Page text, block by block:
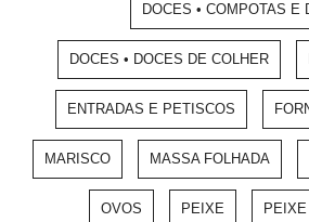
DOCES • COMPOTAS E
DOCES • DOCES DE COLHER
ENTRADAS E PETISCOS
MARISCO MASSA FOLHADA
OVOS PEIXE